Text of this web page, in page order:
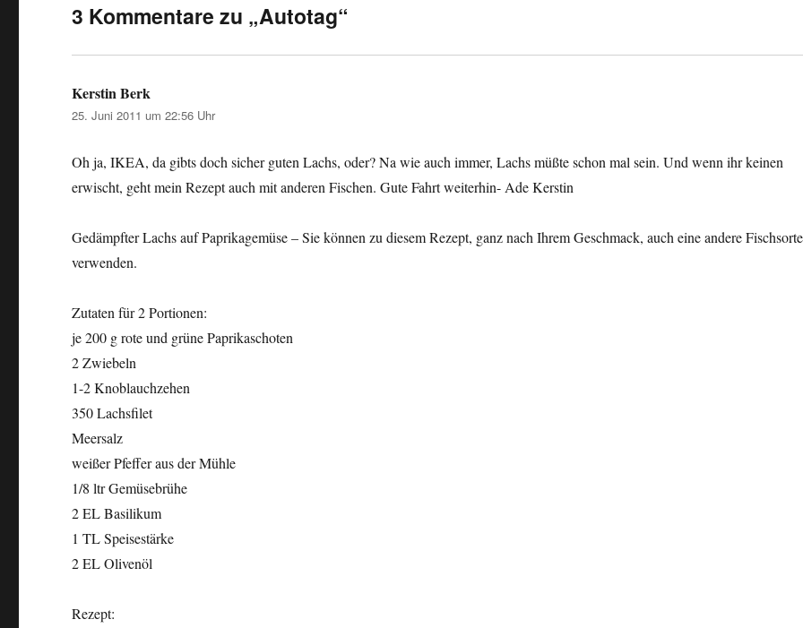
3 Kommentare zu „Autotag“
Kerstin Berk
25. Juni 2011 um 22:56 Uhr
Oh ja, IKEA, da gibts doch sicher guten Lachs, oder? Na wie auch immer, Lachs müßte schon mal sein. Und wenn ihr keinen
erwischt, geht mein Rezept auch mit anderen Fischen. Gute Fahrt weiterhin- Ade Kerstin
Gedämpfter Lachs auf Paprikagemüse – Sie können zu diesem Rezept, ganz nach Ihrem Geschmack, auch eine andere Fischsorte
verwenden.
Zutaten für 2 Portionen:
je 200 g rote und grüne Paprikaschoten
2 Zwiebeln
1-2 Knoblauchzehen
350 Lachsfilet
Meersalz
weißer Pfeffer aus der Mühle
1/8 ltr Gemüsebrühe
2 EL Basilikum
1 TL Speisestärke
2 EL Olivenöl
Rezept: